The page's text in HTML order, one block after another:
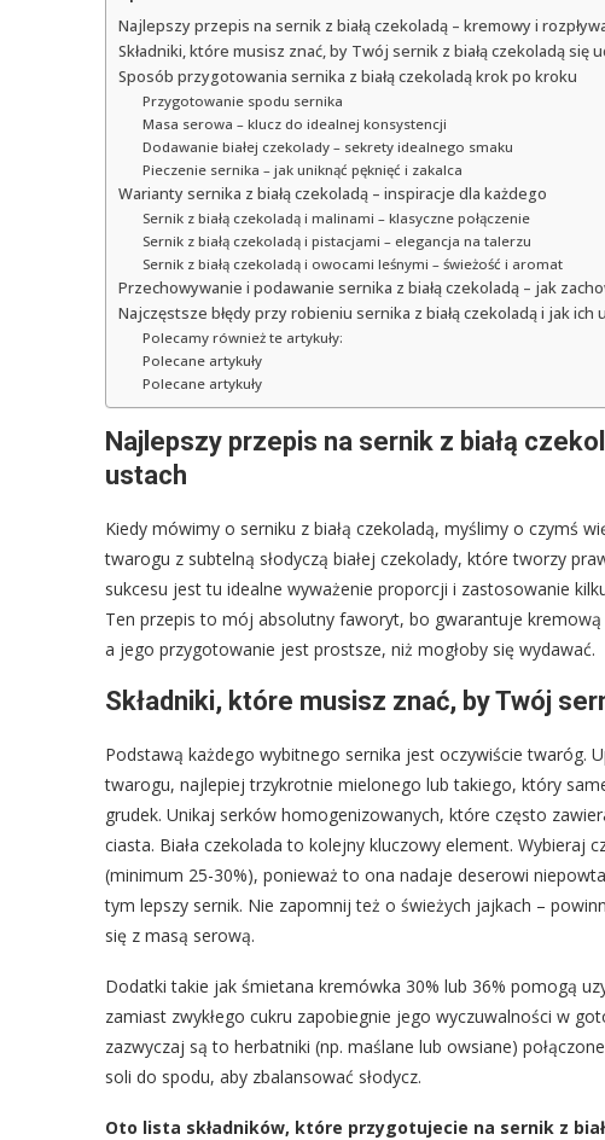
Najlepszy przepis na sernik z białą czekoladą – kremowy i
Składniki, które musisz znać, by Twój sernik z białą czekoladą się
Sposób przygotowania sernika z białą czekoladą krok po kroku
Przygotowanie spodu sernika
Masa serowa – klucz do idealnej konsystencji
Dodawanie białej czekolady – sekrety idealnego smaku
Pieczenie sernika – jak uniknąć pęknięć i zakalca
Warianty sernika z białą czekoladą – inspiracje dla każdego
Sernik z białą czekoladą i malinami – klasyczne połączenie
Sernik z białą czekoladą i pistacjami – elegancja na talerzu
Sernik z białą czekoladą i owocami leśnymi – świeżość i aromat
Przechowywanie i podawanie sernika z białą czekoladą – jak
Najczęstsze błędy przy robieniu sernika z białą czekoladą i jak ich
Polecamy również te artykuły:
Polecane artykuły
Polecane artykuły
Najlepszy przepis na sernik z białą
ustach
Kiedy mówimy o serniku z białą czekoladą, myślimy o czymś
twarogu z subtelną słodyczą białej czekolady, które tworzy
sukcesu jest tu idealne wyważenie proporcji i zastosowanie
Ten przepis to mój absolutny faworyt, bo gwarantuje
a jego przygotowanie jest prostsze, niż mogłoby się wydawać.
Składniki, które musisz znać, by Twój
Podstawą każdego wybitnego sernika jest oczywiście twaróg.
twarogu, najlepiej trzykrotnie mielonego lub takiego, który
grudek. Unikaj serków homogenizowanych, które często
ciasta. Biała czekolada to kolejny kluczowy element. Wybieraj
(minimum 25-30%), ponieważ to ona nadaje deserowi
tym lepszy sernik. Nie zapomnij też o świeżych jajkach –
się z masą serową.
Dodatki takie jak śmietana kremówka 30% lub 36% pomogą
zamiast zwykłego cukru zapobiegnie jego wyczuwalności w
zazwyczaj są to herbatniki (np. maślane lub owsiane)
soli do spodu, aby zbalansować słodycz.
Oto lista składników, które przygotujecie na sernik z